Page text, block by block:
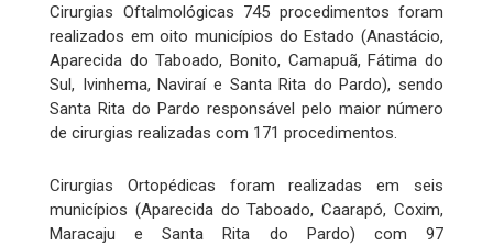
Cirurgias Oftalmológicas 745 procedimentos foram
realizados em oito municípios do Estado (Anastácio,
Aparecida do Taboado, Bonito, Camapuã, Fátima do
Sul, Ivinhema, Naviraí e Santa Rita do Pardo), sendo
Santa Rita do Pardo responsável pelo maior número
de cirurgias realizadas com 171 procedimentos.
Cirurgias Ortopédicas foram realizadas em seis
municípios (Aparecida do Taboado, Caarapó, Coxim,
Maracaju e Santa Rita do Pardo) com 97